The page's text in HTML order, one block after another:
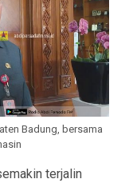
Badung, bersama
terjalin